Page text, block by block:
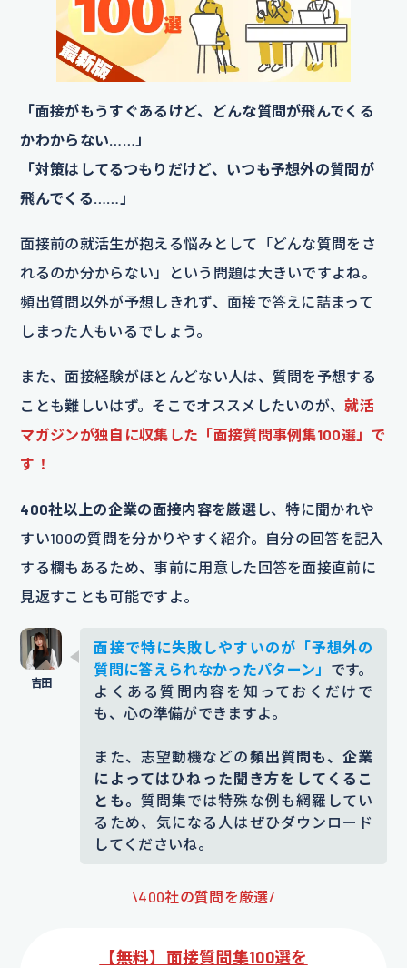
「面接がもうすぐあるけど、どんな質問が飛んでくる
かわからない……」
「対策はしてるつもりだけど、いつも予想外の質問が
飛んでくる……」
面接前の就活生が抱える悩みとして「どんな質問をさ
れるのか分からない」という問題は大きいですよね。
頻出質問以外が予想しきれず、面接で答えに詰まって
しまった人もいるでしょう。
また、面接経験がほとんどない人は、質問を予想する
ことも難しいはず。そこでオススメしたいのが、就活
マガジンが独自に収集した「面接質問事例集100選」で
す！
400社以上の企業の面接内容を厳選し、特に聞かれや
すい100の質問を分かりやすく紹介。自分の回答を記入
する欄もあるため、事前に用意した回答を面接直前に
見返すことも可能ですよ。
面接で特に失敗しやすいのが「予想外の
質問に答えられなかったパターン」 です。
よくある質問内容を知っておくだけで
も、心の準備ができますよ。
また、志望動機などの頻出質問も、企業
によってはひねった聞き方をしてくるこ
とも。 質問集では特殊な例も網羅してい
るため、気になる人はぜひダウンロード
してくださいね。
\400社の質問を厳選/
【無料】面接質問集100選を